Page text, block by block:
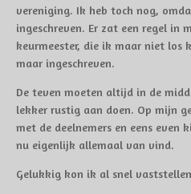
vereniging. Ik heb toch nog,
ingeschreven. Er zat een regel in
keurmeester, die ik maar niet los
maar ingeschreven.
De teven moeten altijd in de
lekker rustig aan doen. Op mijn
met de deelnemers en eens even
nu eigenlijk allemaal van vind.
Gelukkig kon ik al snel